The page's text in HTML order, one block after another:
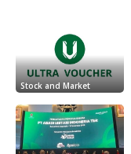
Stock and Market